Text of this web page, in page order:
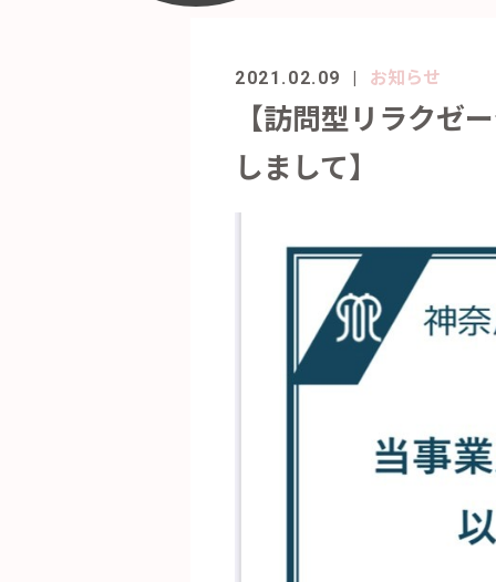
2021.02.09 お知らせ
【訪問型リラクゼ
しまして】